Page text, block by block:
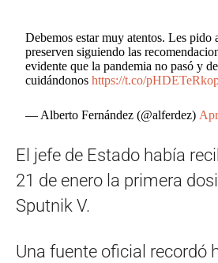
Debemos estar muy atentos. Les pido
preserven siguiendo las
evidente que la pandemia no pasó y
cuidándonoshttps://t.co/
— Alberto Fernández (@alferdez)
El jefe de Estado había
21 de enero la primera
Sputnik V.
Una fuente oficial recordó